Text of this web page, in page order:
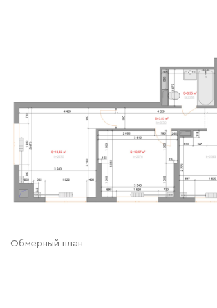
Обмерный план